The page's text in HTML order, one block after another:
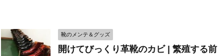
靴のメンテ＆グッズ
開けてびっくり革靴のカビ | 繁殖する前